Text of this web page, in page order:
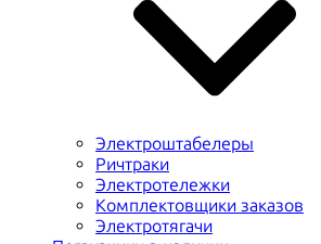
Электроштабелеры
Ричтраки
Электротележки
Комплектовщики заказов
Электротягачи